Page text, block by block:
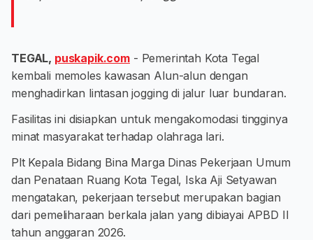
TEGAL, puskapik.com- Pemerintah Kota Tegal
kembali memoles kawasan Alun-alun dengan
menghadirkan lintasan jogging di jalur luar bundaran.
Fasilitas ini disiapkan untuk mengakomodasi tingginya
minat masyarakat terhadap olahraga lari.
Plt Kepala Bidang Bina Marga Dinas Pekerjaan Umum
dan Penataan Ruang Kota Tegal, Iska Aji Setyawan
mengatakan, pekerjaan tersebut merupakan bagian
dari pemeliharaan berkala jalan yang dibiayai APBD II
tahun anggaran 2026.